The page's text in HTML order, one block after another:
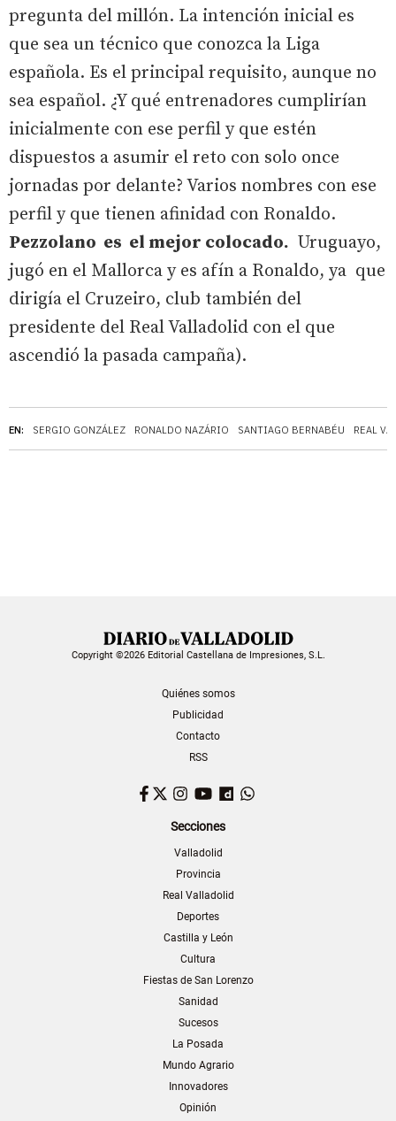
EN: SERGIO GONZÁLEZ RONALDO NAZÁRIO SANTIAGO BERNABÉU REAL
pregunta del millón. La intención inicial es
que sea un técnico que conozca la Liga
española. Es el principal requisito, aunque no
sea español. ¿Y qué entrenadores cumplirían
inicialmente con ese perfil y que estén
dispuestos a asumir el reto con solo once
jornadas por delante? Varios nombres con ese
perfil y que tienen afinidad con Ronaldo.
Pezzolano es el mejor colocado. Uruguayo,
jugó en el Mallorca y es afín a Ronaldo, ya que
dirigía el Cruzeiro, club también del
presidente del Real Valladolid con el que
ascendió la pasada campaña).
Copyright ©2026 Editorial Castellana de Impresiones, S.L.
Quiénes somos
Publicidad
Contacto
RSS
Facebook
TwitterInstagram
YouTubeDailymotion
Secciones
Valladolid
Provincia
Real Valladolid
Deportes
Castilla y León
Cultura
Fiestas de San Lorenzo
Sanidad
Sucesos
La Posada
Mundo Agrario
Innovadores
Opinión